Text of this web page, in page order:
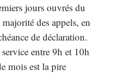
jours ouvrés du
des appels, en
de déclaration.
entre 9h et 10h
mois est la pire